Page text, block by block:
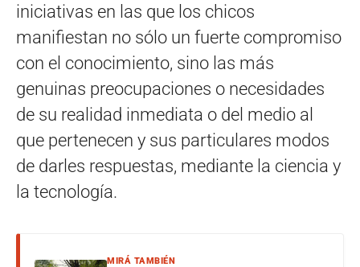
iniciativas en las que los chicos
manifiestan no sólo un fuerte compromiso
con el conocimiento, sino las más
genuinas preocupaciones o necesidades
de su realidad inmediata o del medio al
que pertenecen y sus particulares modos
de darles respuestas, mediante la ciencia y
la tecnología.
MIRÁ TAMBIÉN